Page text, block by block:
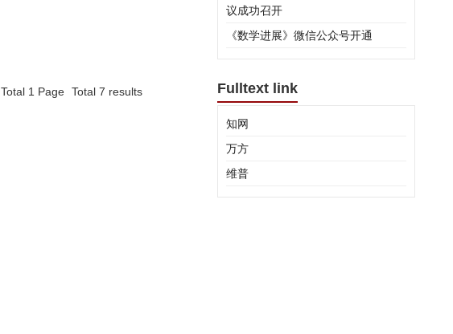
Total 1 Page Total 7 results
议成功召开
《数学进展》微信公众号开通
Fulltext link
知网
万方
维普